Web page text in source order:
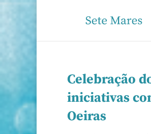
Celebração
iniciativas
Oeiras